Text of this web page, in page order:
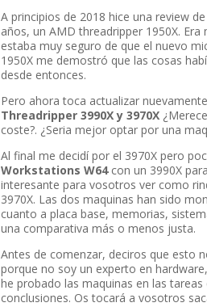
A principios de 2018 hice una review
años, un AMD threadripper 1950X.
estaba muy seguro de que el nuevo
1950X me demostró que las cosas
desde entonces.
Pero ahora toca actualizar
Threadripper 3990X y 3970X
coste?. ¿Seria mejor optar por una
Al final me decidí por el 3970X pero
Workstations W64con un 3990X
interesante para vosotros ver como
3970X. Las dos maquinas han sido
cuanto a placa base, memorias,
una comparativa más o menos justa.
Antes de comenzar, deciros que esto
porque no soy un experto en
he probado las maquinas en las
conclusiones. Os tocará a vosotros